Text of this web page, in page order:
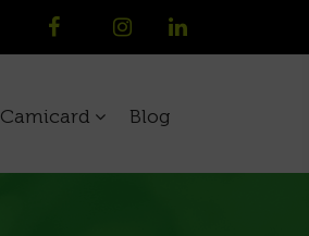
Camicard Blog